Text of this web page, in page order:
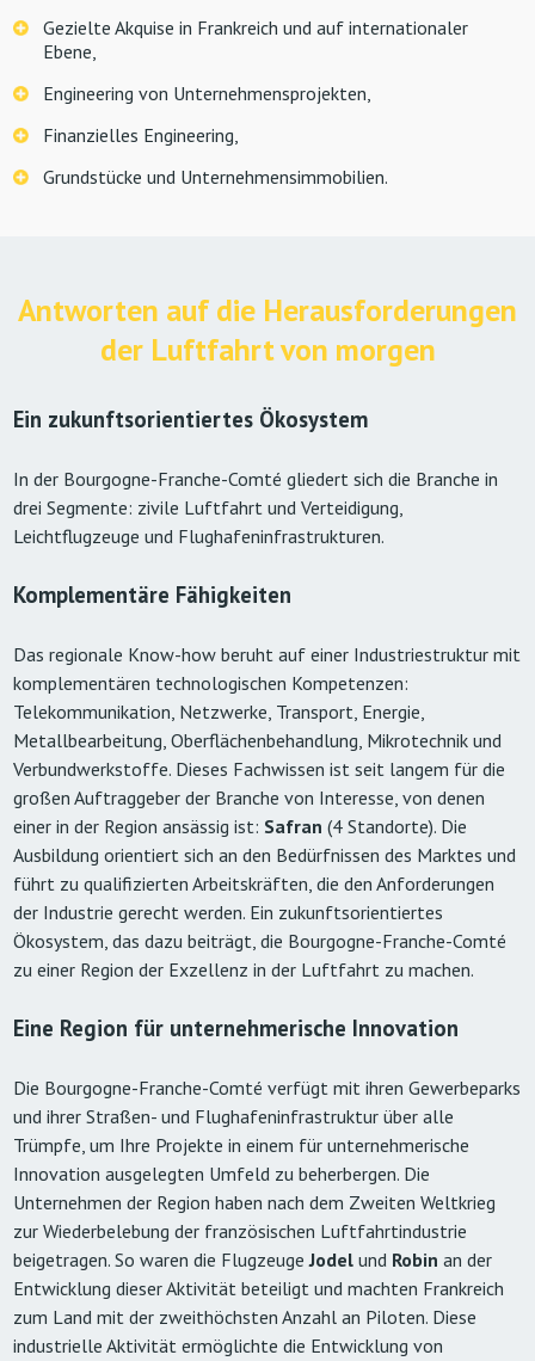
Gezielte Akquise in Frankreich und auf internationaler
Ebene,
Engineering von Unternehmensprojekten,
Finanzielles Engineering,
Grundstücke und Unternehmensimmobilien.
Antworten auf die Herausforderungen
der Luftfahrt von morgen
Ein zukunftsorientiertes Ökosystem
In der Bourgogne-Franche-Comté gliedert sich die Branche in
drei Segmente: zivile Luftfahrt und Verteidigung,
Leichtflugzeuge und Flughafeninfrastrukturen.
Komplementäre Fähigkeiten
Das regionale Know-how beruht auf einer Industriestruktur mit
komplementären technologischen Kompetenzen:
Telekommunikation, Netzwerke, Transport, Energie,
Metallbearbeitung, Oberflächenbehandlung, Mikrotechnik und
Verbundwerkstoffe. Dieses Fachwissen ist seit langem für die
großen Auftraggeber der Branche von Interesse, von denen
einer in der Region ansässig ist: Safran (4 Standorte). Die
Ausbildung orientiert sich an den Bedürfnissen des Marktes und
führt zu qualifizierten Arbeitskräften, die den Anforderungen
der Industrie gerecht werden. Ein zukunftsorientiertes
Ökosystem, das dazu beiträgt, die Bourgogne-Franche-Comté
zu einer Region der Exzellenz in der Luftfahrt zu machen.
Eine Region für unternehmerische Innovation
Die Bourgogne-Franche-Comté verfügt mit ihren Gewerbeparks
und ihrer Straßen- und Flughafeninfrastruktur über alle
Trümpfe, um Ihre Projekte in einem für unternehmerische
Innovation ausgelegten Umfeld zu beherbergen. Die
Unternehmen der Region haben nach dem Zweiten Weltkrieg
zur Wiederbelebung der französischen Luftfahrtindustrie
beigetragen. So waren die Flugzeuge Jodel und Robin an der
Entwicklung dieser Aktivität beteiligt und machten Frankreich
zum Land mit der zweithöchsten Anzahl an Piloten. Diese
industrielle Aktivität ermöglichte die Entwicklung von